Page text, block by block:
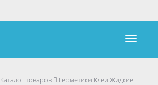
Каталог товаров
Герметики Клеи Жидкие